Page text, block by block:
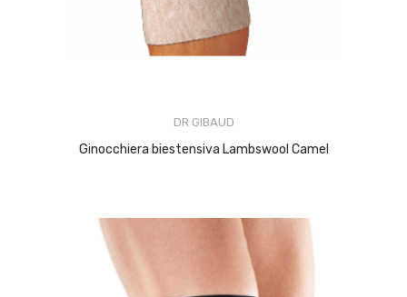
DR GIBAUD
Ginocchiera biestensiva Lambswool Camel